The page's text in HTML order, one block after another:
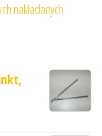
nakładanych